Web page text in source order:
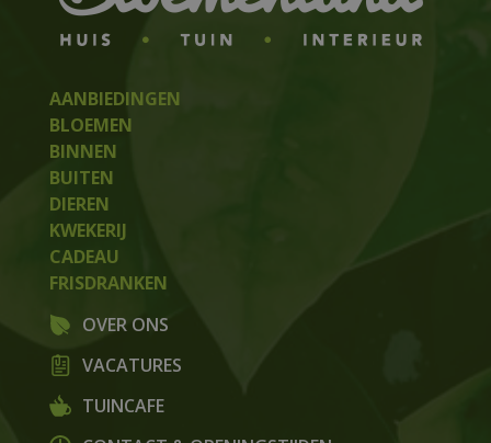
AANBIEDINGEN
BLOEMEN
BINNEN
BUITEN
DIEREN
KWEKERIJ
CADEAU
FRISDRANKEN
OVER ONS
VACATURES
TUINCAFE